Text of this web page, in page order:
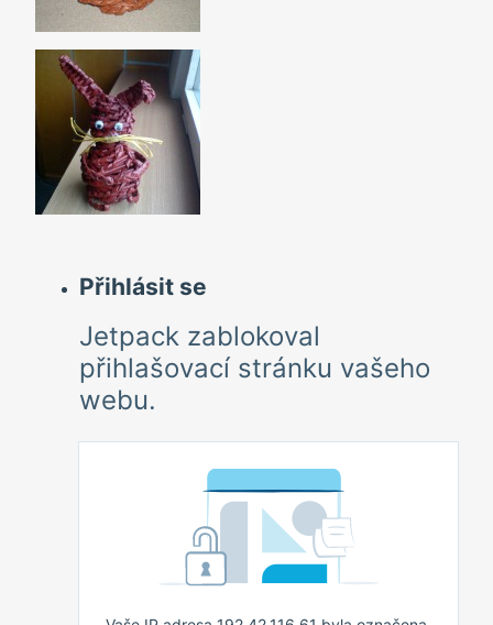
Přihlásit se
Jetpack zablokoval
přihlašovací stránku vašeho
webu.